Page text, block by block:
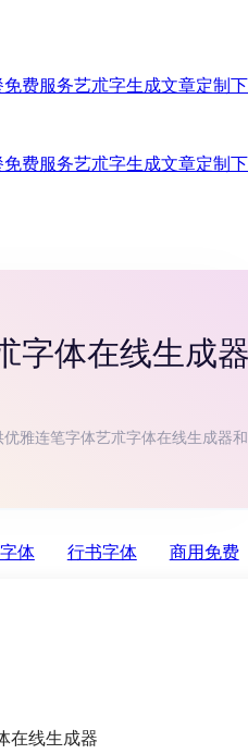
免费服务艺朮字生成文章定制下
免费服务艺朮字生成文章定制下
字体在线生成
优雅连笔字体艺朮字体在线生成器
体 行书字体 商用免费
在线生成器